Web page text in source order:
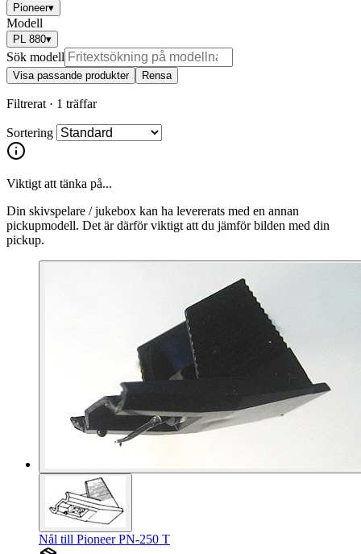
Pioneer▾
Modell
PL 880▾
Sök modell
Visa passande produkter Rensa
Filtrerat · 1 träffar
Sortering
Viktigt att tänka på...
Din skivspelare / jukebox kan ha levererats med en annan
pickupmodell. Det är därför viktigt att du jämför bilden med din
pickup.
Nål till Pioneer PN-250 T